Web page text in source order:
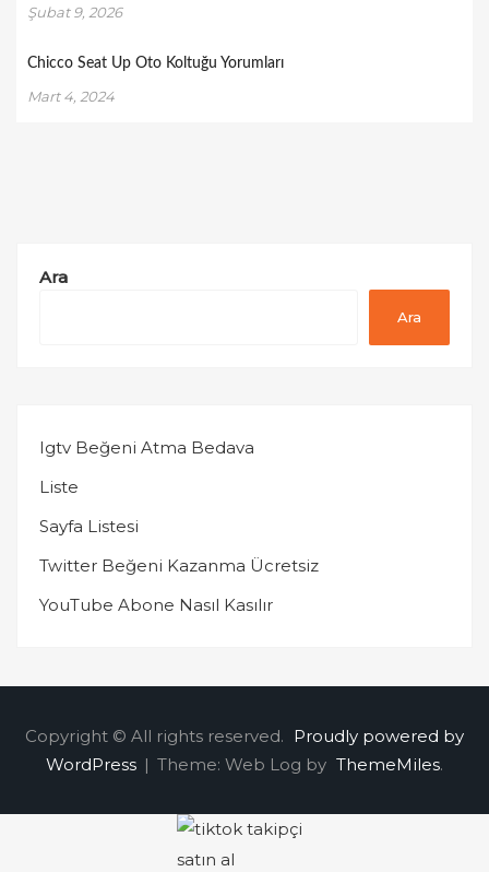
Şubat 9, 2026
Chicco Seat Up Oto Koltuğu Yorumları
Mart 4, 2024
Ara
Ara
Igtv Beğeni Atma Bedava
Liste
Sayfa Listesi
Twitter Beğeni Kazanma Ücretsiz
YouTube Abone Nasıl Kasılır
Copyright © All rights reserved. Proudly powered by
WordPress | Theme: Web Log by ThemeMiles.